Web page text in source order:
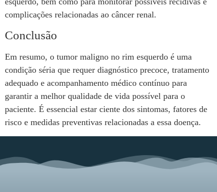
complicações relacionadas ao câncer renal.
Conclusão
Em resumo, o tumor maligno no rim esquerdo é uma
condição séria que requer diagnóstico precoce, tratamento
adequado e acompanhamento médico contínuo para
garantir a melhor qualidade de vida possível para o
paciente. É essencial estar ciente dos sintomas, fatores de
risco e medidas preventivas relacionadas a essa doença.